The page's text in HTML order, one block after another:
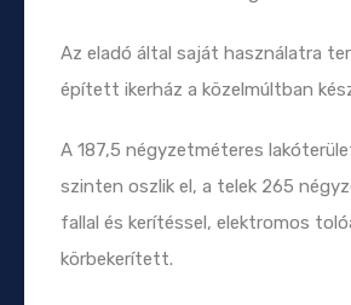
Az eladó által saját használatra
épített ikerház a közelmúltban
A 187,5 négyzetméteres
szinten oszlik el, a telek 265
fallal és kerítéssel, elektromos
körbekerített.